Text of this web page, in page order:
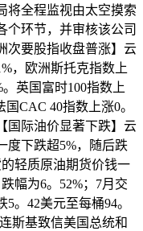
将全程监视由太空摸索
个环节，并审核该公司
次要股指收盘普涨】云
，欧洲斯托克指数上
英国富时100指数上
CAC 40指数上涨0。
国际油价显著下跌】云
度下跌超5%，随后跌
轻质原油期货价钱一
幅为6。52%；7月交
。42美元至每桶94。
斯基致信美国总统和